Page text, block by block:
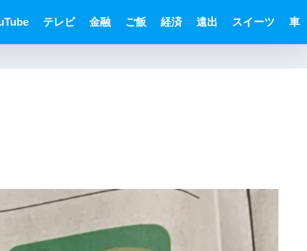
テレビ 金融 ご飯 経済 遠出 スイーツ 車